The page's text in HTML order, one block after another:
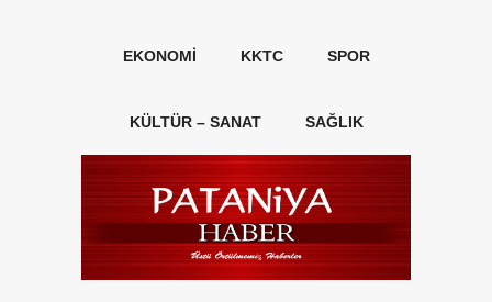
EKONOMI KKTC SPOR
KÜLTÜR – SANAT SAĞLIK